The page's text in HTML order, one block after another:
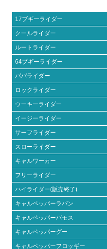
17ブギーライダー
クールライダー
ルートライダー
64ブギーライダー
パパライダー
ロックライダー
ウーキーライダー
イージーライダー
サーフライダー
スローライダー
キャルワーカー
フリーライダー
ハイライダー(販売終了)
キャルペッパーラパン
キャルペッパーバモス
キャルペッパーグー
キャルペッパーフロッギー